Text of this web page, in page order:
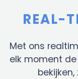
REAL-
Met ons
elk moment